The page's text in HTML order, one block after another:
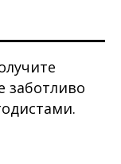
заботливо